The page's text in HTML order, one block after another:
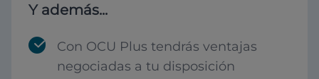
Y además...
Con OCU Plus tendrás ventajas
negociadas a tu disposición